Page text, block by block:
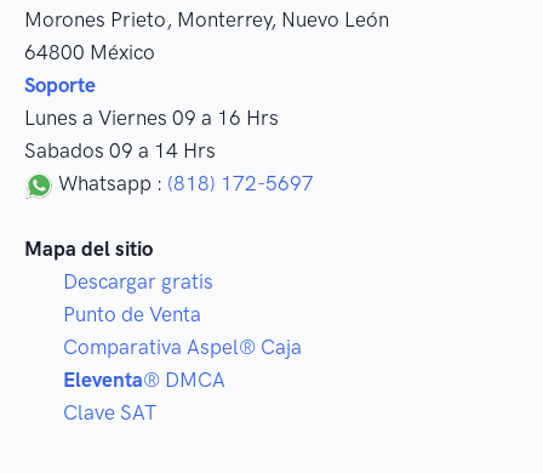
Morones Prieto, Monterrey, Nuevo León
64800 México
Soporte
Lunes a Viernes 09 a 16 Hrs
Sabados 09 a 14 Hrs
Whatsapp : (818) 172-5697
Mapa del sitio
Descargar gratis
Punto de Venta
Comparativa Aspel® Caja
Eleventa® DMCA
Clave SAT